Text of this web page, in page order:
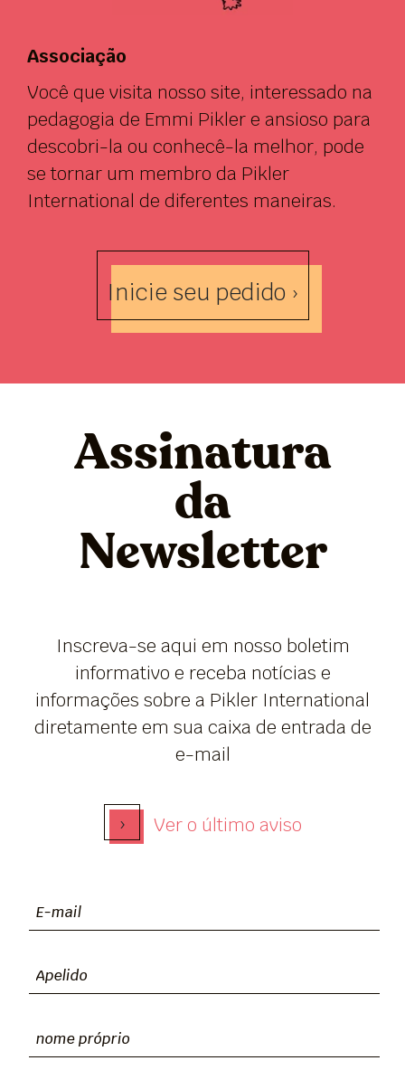
Associação
Você que visita nosso site, interessado na
pedagogia de Emmi Pikler e ansioso para
descobri-la ou conhecê-la melhor, pode
se tornar um membro da Pikler
International de diferentes maneiras.
Inicie seu pedido ›
Assinatura
da
Newsletter
Inscreva-se aqui em nosso boletim
informativo e receba notícias e
informações sobre a Pikler International
diretamente em sua caixa de entrada de
e-mail
› Ver o último aviso